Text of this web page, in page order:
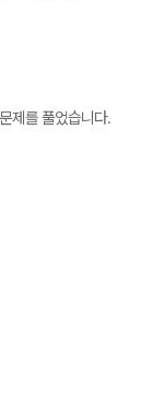
제를 풀었습니다.